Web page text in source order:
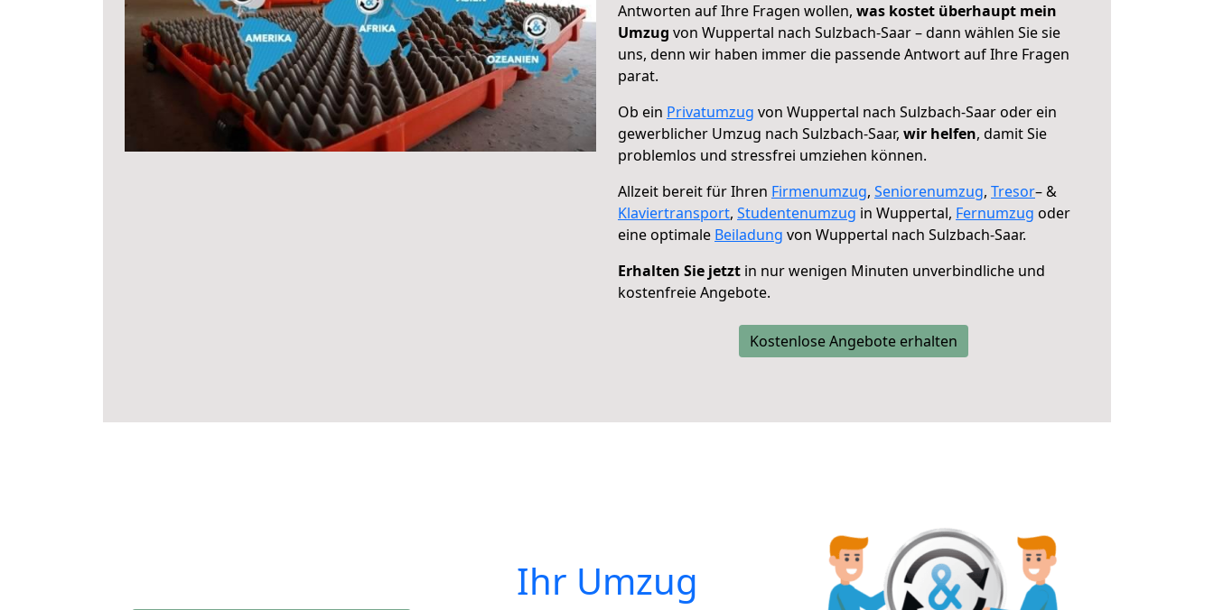
Antworten auf Ihre Fragen wollen, was kostet überhaupt mein
Umzug von Wuppertal nach Sulzbach-Saar – dann wählen Sie sie
uns, denn wir haben immer die passende Antwort auf Ihre Fragen
parat.
Ob ein Privatumzug von Wuppertal nach Sulzbach-Saar oder ein
gewerblicher Umzug nach Sulzbach-Saar, wir helfen, damit Sie
problemlos und stressfrei umziehen können.
Allzeit bereit für Ihren Firmenumzug, Seniorenumzug, Tresor– &
Klaviertransport, Studentenumzug in Wuppertal, Fernumzug oder
eine optimale Beiladung von Wuppertal nach Sulzbach-Saar.
Erhalten Sie jetzt in nur wenigen Minuten unverbindliche und
kostenfreie Angebote.
Kostenlose Angebote erhalten
Ihr Umzug